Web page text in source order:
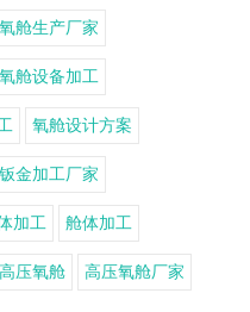
氧舱生产厂家
氧舱设备加工
氧舱设计方案
金加工厂家
加工 舱体加工
高压氧舱 高压氧舱厂家